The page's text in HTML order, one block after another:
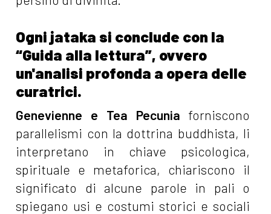
Ogni jataka si conclude con la
“Guida alla lettura”, ovvero
un'analisi profonda a opera delle
curatrici.
Genevienne e Tea Pecunia forniscono
parallelismi con la dottrina buddhista, li
interpretano in chiave psicologica,
spirituale e metaforica, chiariscono il
significato di alcune parole in pali o
spiegano usi e costumi storici e sociali